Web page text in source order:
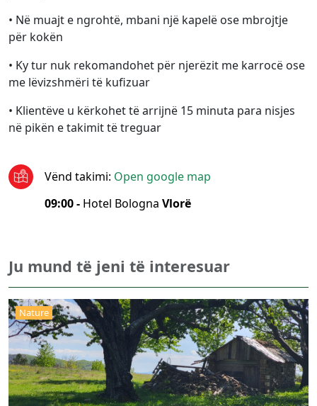
• Në muajt e ngrohtë, mbani një kapelë ose mbrojtje
për kokën
• Ky tur nuk rekomandohet për njerëzit me karrocë ose
me lëvizshmëri të kufizuar
• Klientëve u kërkohet të arrijnë 15 minuta para nisjes
në pikën e takimit të treguar
Vënd takimi: Open google map
09:00 - Hotel Bologna Vlorë
Ju mund të jeni të interesuar
Nature